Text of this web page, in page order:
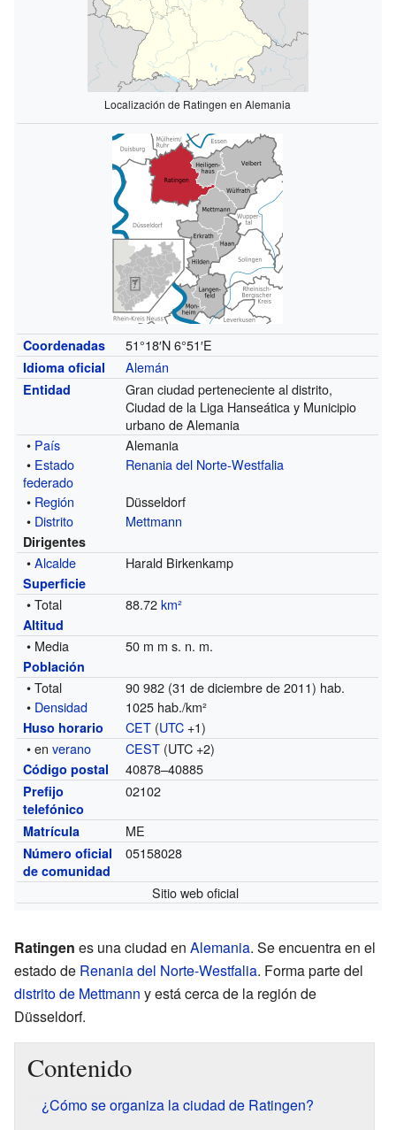
Localización de Ratingen en Alemania
Coordenadas 51°18′N 6°51′E
Idioma oficial Alemán
Entidad
Gran ciudad perteneciente al distrito,
Ciudad de la Liga Hanseática y Municipio
urbano de Alemania
• País
Alemania
• Estado
federado
Renania del Norte-Westfalia
• Región
Düsseldorf
• Distrito Mettmann
Dirigentes
•Alcalde Harald Birkenkamp
Superficie
• Total 88.72km²
Altitud
• Media 50 m m s. n. m.
Población
• Total 90 982 (31 de diciembre de 2011) hab.
• Densidad 1025 hab./km²
Huso horario CET (UTC +1)
• enverano CEST (UTC +2)
Código postal 40878–40885
Prefijo
telefónico
02102
Matrícula ME
Número oficial
de comunidad
05158028
Sitio web oficial
Ratingen es una ciudad en Alemania. Se encuentra en el
estado de Renania del Norte-Westfalia. Forma parte del
distrito de Mettmann y está cerca de la región de
Düsseldorf.
Contenido
¿Cómo se organiza la ciudad de Ratingen?